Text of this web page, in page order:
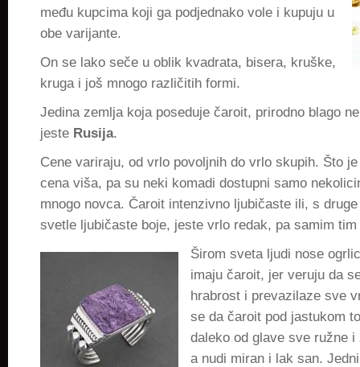
među kupcima koji ga podjednako vole i kupuju u
obe varijante.
On se lako seče u oblik kvadrata, bisera, kruške,
kruga i još mnogo različitih formi.
Jedina zemlja koja poseduje čaroit, prirodno blago
jeste Rusija.
Cene variraju, od vrlo povoljnih do vrlo skupih. Što
cena viša, pa su neki komadi dostupni samo
mnogo novca. Čaroit intenzivno ljubičaste ili, s
svetle ljubičaste boje, jeste vrlo redak, pa samim
Širom sveta ljudi nose
imaju čaroit, jer veruju da
hrabrost i prevazilaze sve
se da čaroit pod jastukom
daleko od glave sve ružne
a nudi miran i lak san.